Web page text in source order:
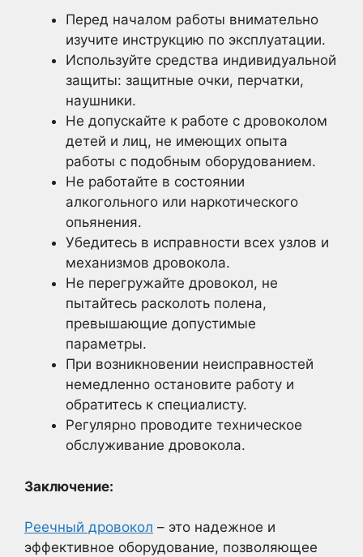
Перед началом работы внимательно
изучите инструкцию по эксплуатации.
Используйте средства индивидуальной
защиты: защитные очки, перчатки,
наушники.
Не допускайте к работе с дровоколом
детей и лиц, не имеющих опыта
работы с подобным оборудованием.
Не работайте в состоянии
алкогольного или наркотического
опьянения.
Убедитесь в исправности всех узлов и
механизмов дровокола.
Не перегружайте дровокол, не
пытайтесь расколоть полена,
превышающие допустимые
параметры.
При возникновении неисправностей
немедленно остановите работу и
обратитесь к специалисту.
Регулярно проводите техническое
обслуживание дровокола.
Заключение:
Реечный дровокол – это надежное и
эффективное оборудование, позволяющее